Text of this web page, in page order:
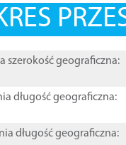
szerokość geograficzna:
długość geograficzna:
długość geograficzna: